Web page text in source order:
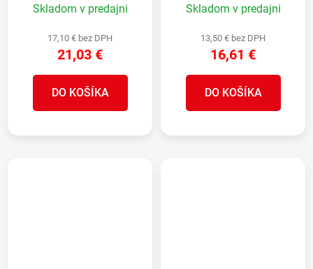
Skladom v predajni
17,10 € bez DPH
21,03 €
DO KOŠÍKA
Skladom v predajni
13,50 € bez DPH
16,61 €
DO KOŠÍKA